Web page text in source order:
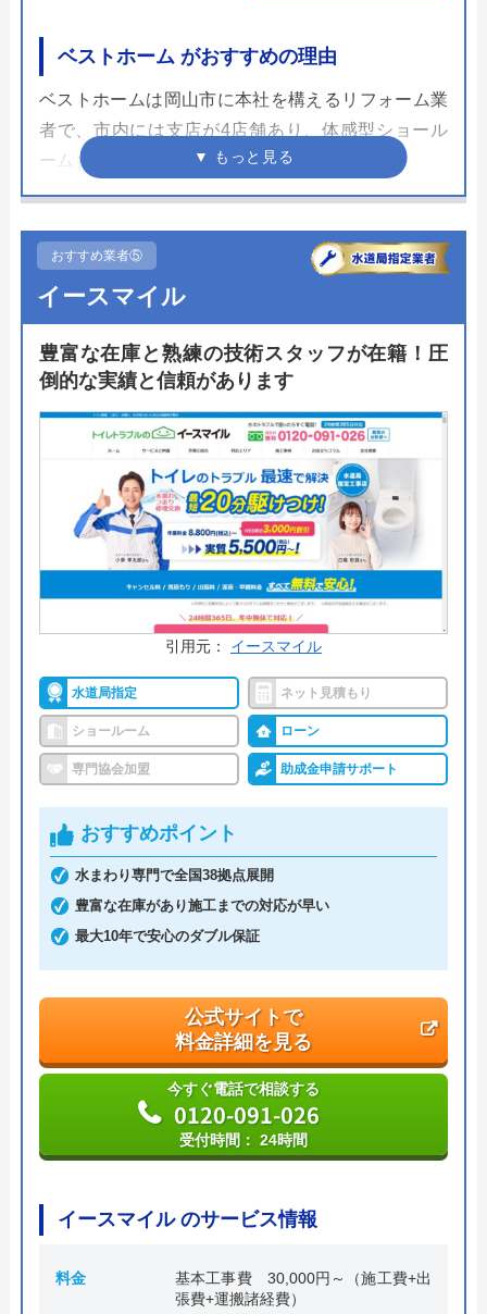
ベストホーム がおすすめの理由
ベストホームは岡山市に本社を構えるリフォーム業
者で、市内には支店が4店舗あり、体感型ショール
ームもあります。
ベストホームは「住み慣れた街や住み慣れた我が家
りのお手伝い」というコンセプトを掲げており、そ
のために家族・親類・親友に提供するような「絶対
安心」を届けるというポリシーを掲げています。
お客様に絶対安心を届けるために、商品知識や提案
とを職人と考える「職方会」を行なっており、そう
した努力の結果、創業から28年、年間800件を超え
るリフォーム実績があり、地元の人から愛される企
業となっています。
公式サイトで
料金詳細を見る
今すぐ電話で相談する
0120-75-5526
受付時間： 9:00～18:00
ベストホーム の基本情報
運営会社 株式会社ベストホ―ム
代表者 藤本誠二
創業・設立 平成6年6月9日設立
岡山県岡山市中区古京町2-1-6
おすすめ業者⑤
イースマイル
豊富な在庫と熟練の技術スタッフが在籍！圧
倒的な実績と信頼があります
引用元： イースマイル
水道局指定 ネット見積もり
ショールーム ローン
専門協会加盟 助成金申請サポート
おすすめポイント
水まわり専門で全国38拠点展開
豊富な在庫があり施工までの対応が早い
最大10年で安心のダブル保証
公式サイトで
料金詳細を見る
今すぐ電話で相談する
0120-091-026
受付時間： 24時間
イースマイル のサービス情報
料金
基本工事費 30,000円～（施工費+出
張費+運搬諸経費）